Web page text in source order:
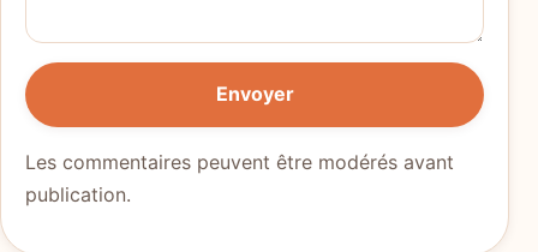
Envoyer
Les commentaires peuvent être modérés avant
publication.